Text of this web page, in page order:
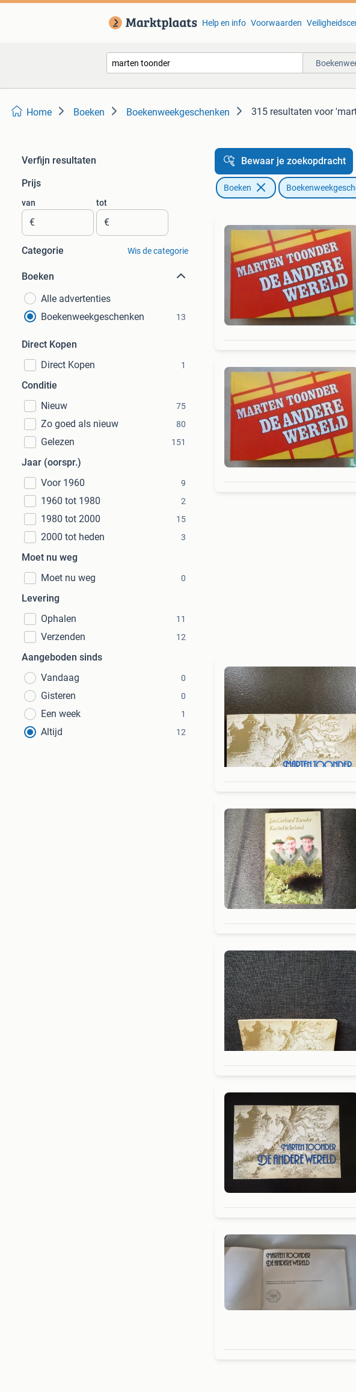
Help en info Voorwaarden
Home Boeken Boekenweekgeschenken 315 resultaten voor
Verfijn resultaten
Prijs
van
€
tot
€
Categorie Wis de categorie
Boeken
Alle advertenties
Boekenweekgeschenken
13
Direct Kopen
Direct Kopen
1
Conditie
Nieuw
75
Zo goed als nieuw 80
Gelezen 151
Jaar (oorspr.)
Voor 1960
9
1960 tot 1980 2
1980 tot 2000 15
2000 tot heden 3
Moet nu weg
Moet nu weg
0
Levering
Ophalen
11
Verzenden 12
Aangeboden sinds
Vandaag
0
Gisteren 0
Een week 1
Altijd 12
Bewaar je zoekopdracht
Boeken